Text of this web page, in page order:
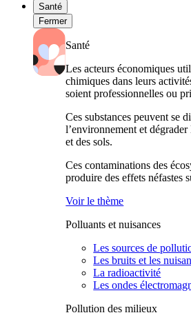
Santé
Fermer
Santé
Les acteurs économiques
chimiques dans leurs
soient professionnelles ou
Ces substances peuvent se
l’environnement et
et des sols.
Ces contaminations des
produire des effets néfastes
Voir le thème
Polluants et nuisances
Les sources de
Les bruits et les
La radioactivité
Les ondes
Pollution des milieux